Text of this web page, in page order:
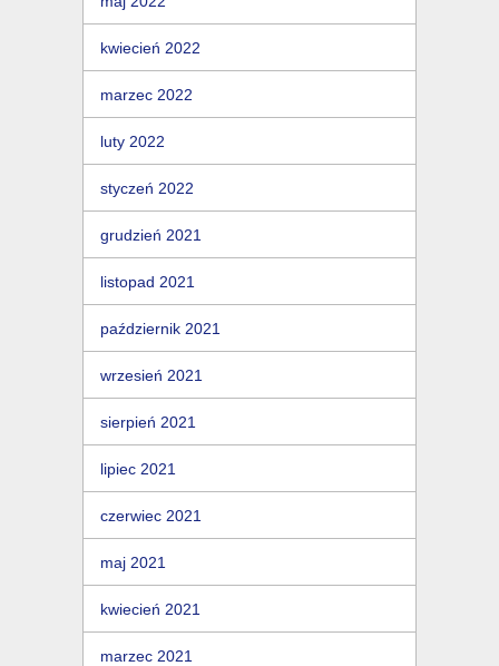
kwiecień 2022
marzec 2022
luty 2022
styczeń 2022
grudzień 2021
listopad 2021
październik 2021
wrzesień 2021
sierpień 2021
lipiec 2021
czerwiec 2021
maj 2021
kwiecień 2021
marzec 2021